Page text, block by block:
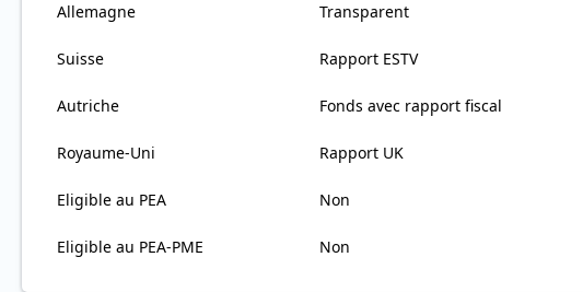
Allemagne Transparent
Suisse Rapport ESTV
Autriche Fonds avec rapport fiscal
Royaume-Uni Rapport UK
Eligible au PEA Non
Eligible au PEA-PME Non